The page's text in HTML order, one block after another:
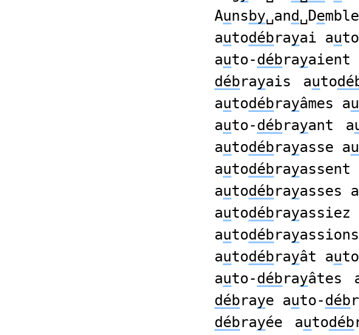
Auns by␣and␣De
autodébrayai au
auto-débrayaient
débrayais auto
autodébrayâmes au
auto-débrayant a
autodébrayasse au
autodébrayassent
autodébrayasses a
autodébrayassiez
autodébray
autodébrayât au
auto-débrayâtes
débraye auto-déb
débrayée autodéb